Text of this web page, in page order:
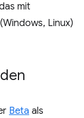
mit
(Windows, Linux)
Beta als